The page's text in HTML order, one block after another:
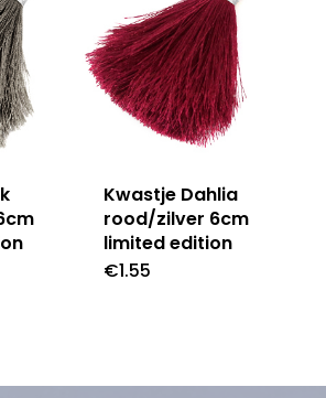
Kwastje Dahlia
rood/zilver 6cm
limited edition
€1.55